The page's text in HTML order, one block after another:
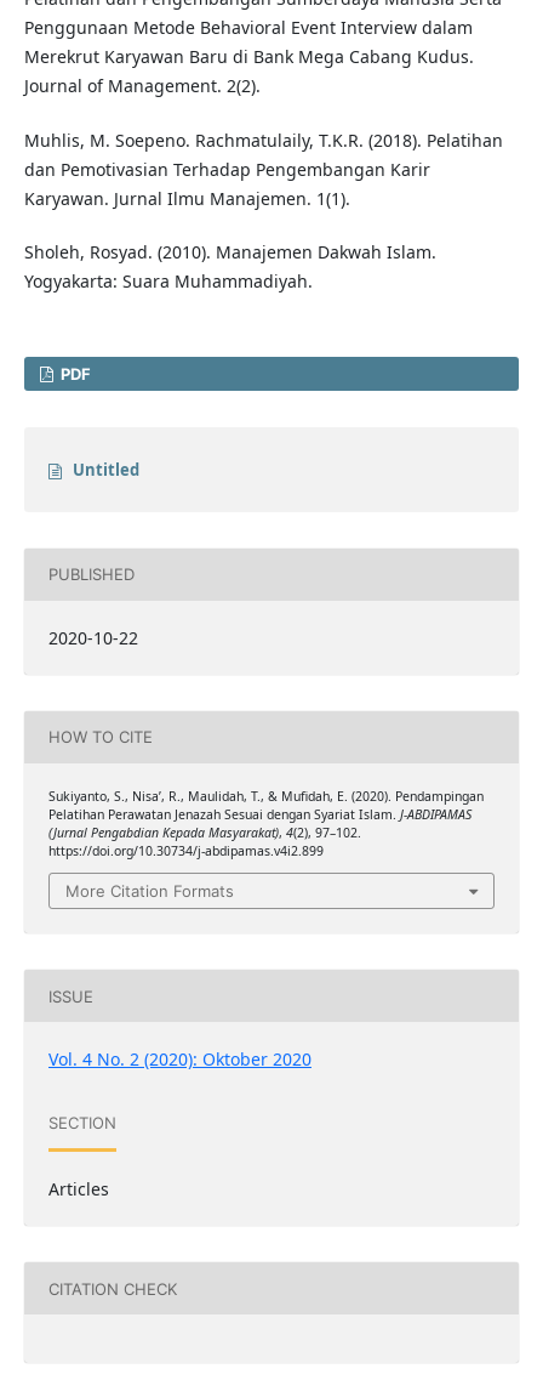
Penggunaan Metode Behavioral Event Interview dalam
Merekrut Karyawan Baru di Bank Mega Cabang Kudus.
Journal of Management. 2(2).
Muhlis, M. Soepeno. Rachmatulaily, T.K.R. (2018). Pelatihan
dan Pemotivasian Terhadap Pengembangan Karir
Karyawan. Jurnal Ilmu Manajemen. 1(1).
Sholeh, Rosyad. (2010). Manajemen Dakwah Islam.
Yogyakarta: Suara Muhammadiyah.
PDF
Untitled
PUBLISHED
2020-10-22
HOW TO CITE
Sukiyanto, S., Nisa’, R., Maulidah, T., & Mufidah, E. (2020). Pendampingan
Pelatihan Perawatan Jenazah Sesuai dengan Syariat Islam. J-ABDIPAMAS
(Jurnal Pengabdian Kepada Masyarakat), 4(2), 97–102.
https://doi.org/10.30734/j-abdipamas.v4i2.899
More Citation Formats
ISSUE
Vol. 4 No. 2 (2020): Oktober 2020
SECTION
Articles
CITATION CHECK